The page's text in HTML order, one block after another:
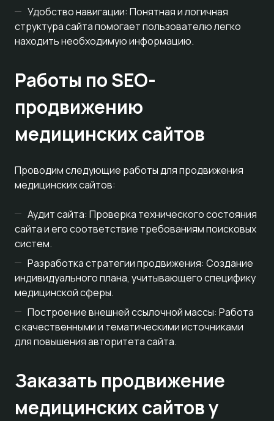
Удобство навигации: Понятная и логичная
структура сайта помогает пользователю легко
находить необходимую информацию.
Работы по SEO-
продвижению
медицинских сайтов
Проводим следующие работы для продвижения
медицинских сайтов:
Аудит сайта: Проверка технического состояния
сайта и его соответствие требованиям поисковых
систем.
Разработка стратегии продвижения: Создание
индивидуального плана, учитывающего специфику
медицинской сферы.
Построение внешней ссылочной массы: Работа
с качественными и тематическими источниками
для повышения авторитета сайта.
Заказать продвижение
медицинских сайтов у